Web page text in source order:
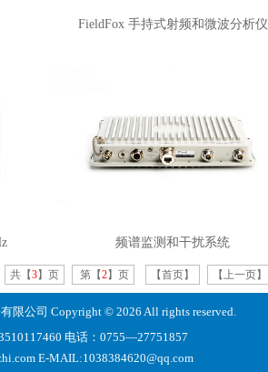
FieldFox 手持式射频和微波分析仪
频谱监测和干扰系统
共【3】页 第【2】页 【首页】 【上一页】
限公司 Copyright © 2026 All rights reserved.
电话：0755—27751857
E-MAIL:1038384620@qq.com